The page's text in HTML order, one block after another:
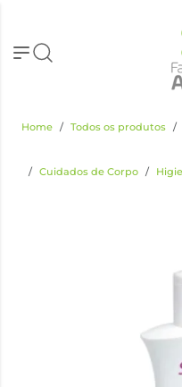
Home Todos os produtos
Cuidados de Corpo